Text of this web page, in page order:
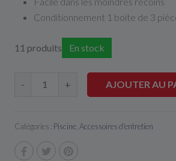
Conditionnement 1 boite de 3
11 produits En stock
- + AJOUTER AU
Catégories : Piscine Accessoires d'entretien